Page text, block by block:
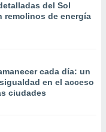
del Sol
remolinos de energía
cada día: un
en el acceso
ciudades